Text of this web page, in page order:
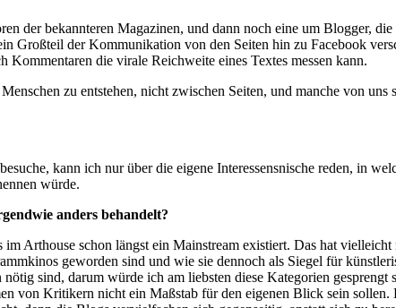
der bekannteren Magazinen, und dann noch eine um Blogger,
Großteil der Kommunikation von den Seiten hin zu Facebook
Kommentaren die virale Reichweite eines Textes messen kann.
zu entstehen, nicht zwischen Seiten, und manche von
kann ich nur über die eigene Interessensnische reden, in
würde.
anders behandelt?
Arthouse schon längst ein Mainstream existiert. Das hat
geworden sind und wie sie dennoch als Siegel für
sind, darum würde ich am liebsten diese Kategorien gesprengt
von Kritikern nicht ein Maßstab für den eigenen Blick sein